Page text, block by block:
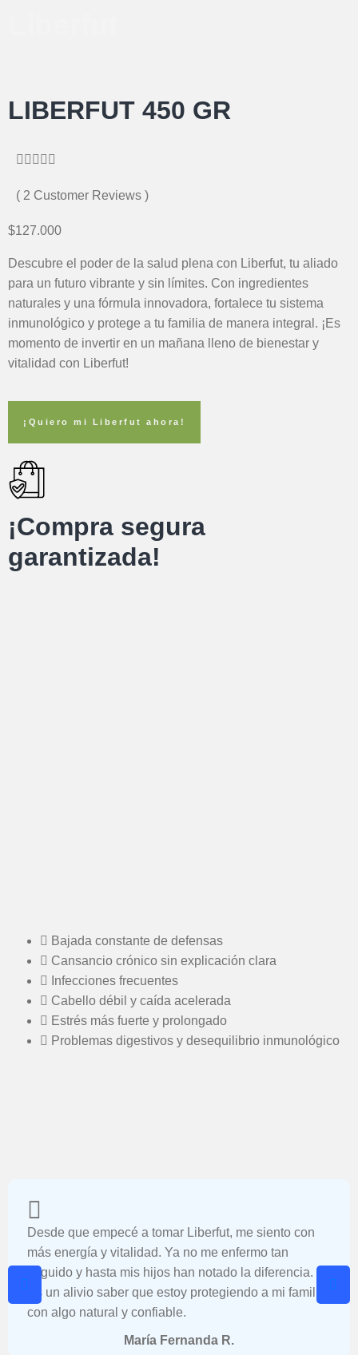
LIBERFUT 450 GR
    
( 2 Customer Reviews )
$127.000
Descubre el poder de la salud plena con Liberfut, tu aliado
para un futuro vibrante y sin límites. Con ingredientes
naturales y una fórmula innovadora, fortalece tu sistema
inmunológico y protege a tu familia de manera integral. ¡Es
momento de invertir en un mañana lleno de bienestar y
vitalidad con Liberfut!
¡Quiero mi Liberfut ahora!
¡Compra segura
garantizada!
Bajada constante de defensas
Cansancio crónico sin explicación clara
Infecciones frecuentes
Cabello débil y caída acelerada
Estrés más fuerte y prolongado
Problemas digestivos y desequilibrio inmunológico
Desde que empecé a tomar Liberfut, me siento con
más energía y vitalidad. Ya no me enfermo tan
seguido y hasta mis hijos han notado la diferencia.
Es un alivio saber que estoy protegiendo a mi familia
con algo natural y confiable.
María Fernanda R.